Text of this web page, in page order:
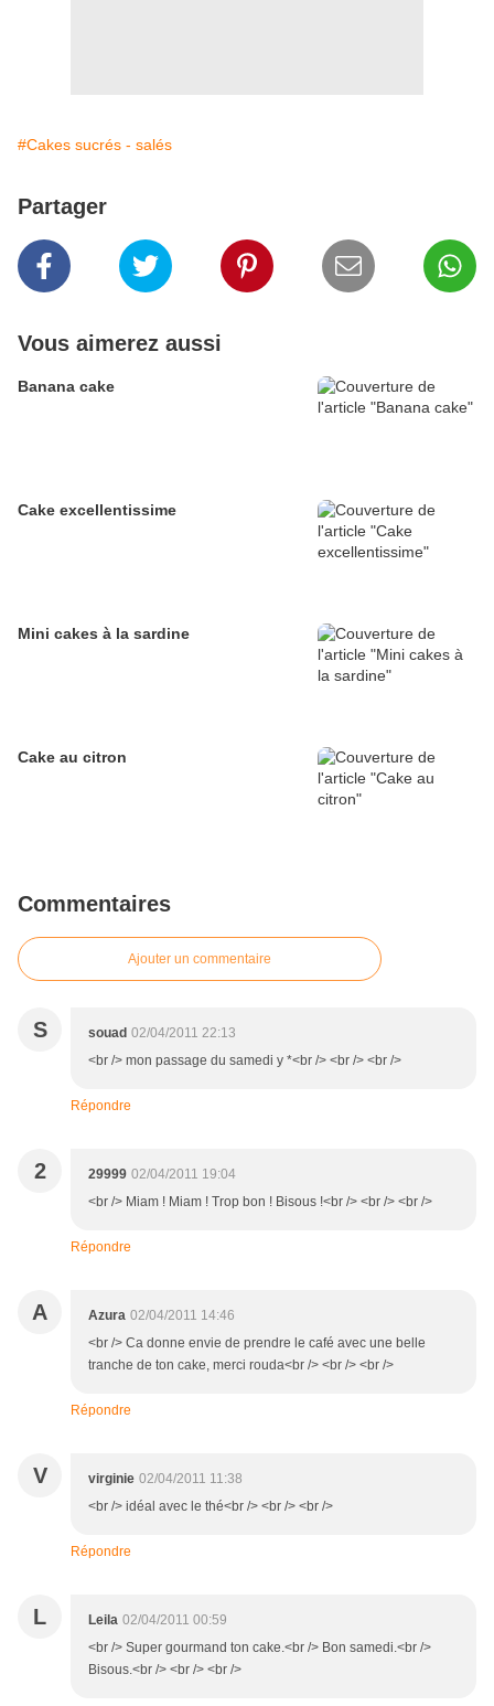
#Cakes sucrés - salés
Partager
Vous aimerez aussi
Banana cake
Cake excellentissime
Mini cakes à la sardine
Cake au citron
Commentaires
Ajouter un commentaire
S souad 02/04/2011 22:13
<br /> mon passage du samedi y *<br /> <br /> <br />
Répondre
2 29999 02/04/2011 19:04
<br /> Miam ! Miam ! Trop bon ! Bisous !<br /> <br /> <br />
Répondre
A Azura 02/04/2011 14:46
<br /> Ca donne envie de prendre le café avec une belle
tranche de ton cake, merci rouda<br /> <br /> <br />
Répondre
V virginie 02/04/2011 11:38
<br /> idéal avec le thé<br /> <br /> <br />
Répondre
L Leila 02/04/2011 00:59
<br /> Super gourmand ton cake.<br /> Bon samedi.<br />
Bisous.<br /> <br /> <br />